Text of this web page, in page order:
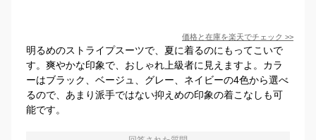
価格と在庫を楽天でチェック >>
明るめのストライプスーツで、夏に着るのにもってこいで
す。爽やかな印象で、おしゃれ上級者に見えますよ。カラ
ーはブラック、ベージュ、グレー、ネイビーの4色から選べ
るので、あまり派手ではない抑えめの印象の着こなしも可
能です。